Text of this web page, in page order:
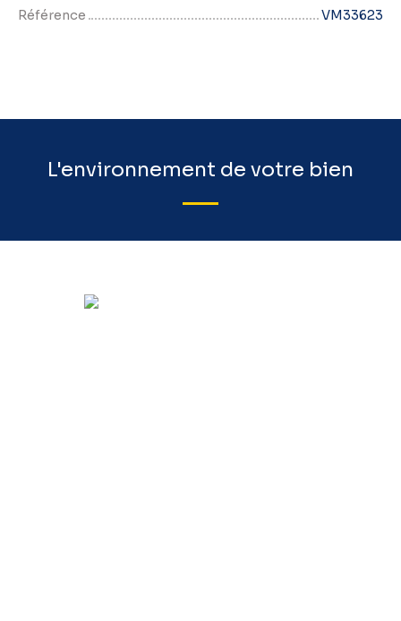
Référence
VM33623
L'environnement de votre bien